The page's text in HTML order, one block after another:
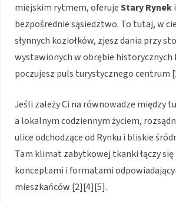
miejskim rytmem, oferujeStary Rynek
bezpośrednie sąsiedztwo. To tutaj, w
słynnych koziołków, zjesz dania przy
wystawionych w obrębie historycznych
poczujesz puls turystycznego centrum
Jeśli zależy Ci na równowadze między
a lokalnym codziennym życiem,
ulice odchodzące od Rynku i bliskie
Tam klimat zabytkowej tkanki łączy
konceptami i formatami
mieszkańców [2][4][5].